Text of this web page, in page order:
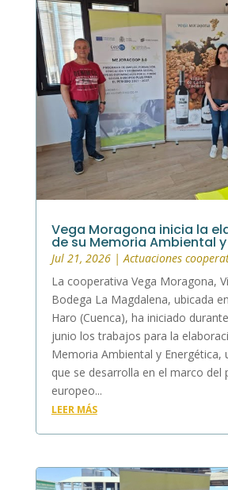
Vega Moragona inicia la
de su Memoria Ambiental
Jul 21, 2026|Actuaciones
La cooperativa Vega Moragona,
Bodega La Magdalena, ubicada
Haro (Cuenca), ha iniciado
junio los trabajos para la
Memoria Ambiental y Energética,
que se desarrolla en el marco del
europeo...
LEER MÁS